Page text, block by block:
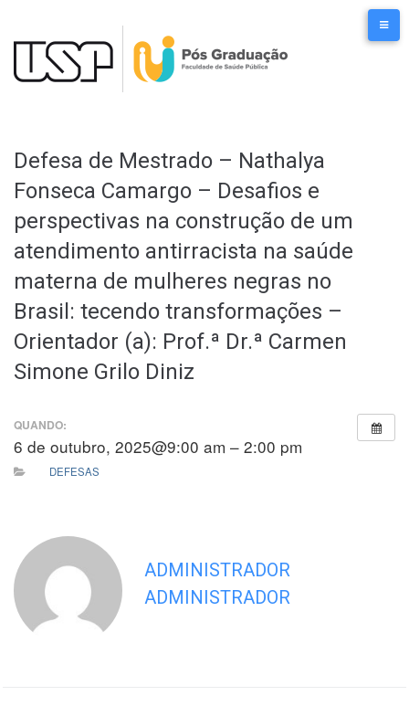
conteúdo
Defesa de Mestrado – Nathalya
Fonseca Camargo – Desafios e
perspectivas na construção de um
atendimento antirracista na saúde
materna de mulheres negras no
Brasil: tecendo transformações –
Orientador (a): Prof.ª Dr.ª Carmen
Simone Grilo Diniz
QUANDO:
6 de outubro, 2025@9:00 am – 2:00 pm
DEFESAS
ADMINISTRADOR
ADMINISTRADOR